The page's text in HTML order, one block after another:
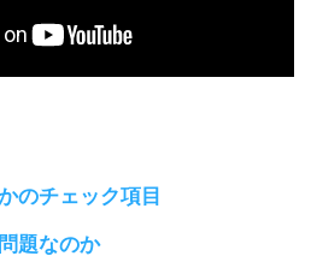
のチェック項目
題なのか